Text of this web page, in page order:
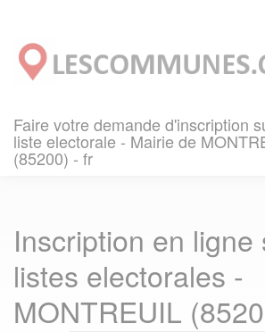
Faire votre demande d'inscription
liste electorale - Mairie de
(85200) - fr
Inscription en ligne
listes electorales -
MONTREUIL